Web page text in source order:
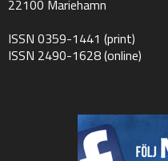
22100 Mariehamn
ISSN 0359-1441 (print)
ISSN 2490-1628 (online)